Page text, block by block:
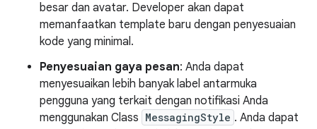
besar dan avatar. Developer akan dapat
memanfaatkan template baru dengan penyesuaian
kode yang minimal.
Penyesuaian gaya pesan: Anda dapat
menyesuaikan lebih banyak label antarmuka
pengguna yang terkait dengan notifikasi Anda
menggunakan Class MessagingStyle . Anda dapat